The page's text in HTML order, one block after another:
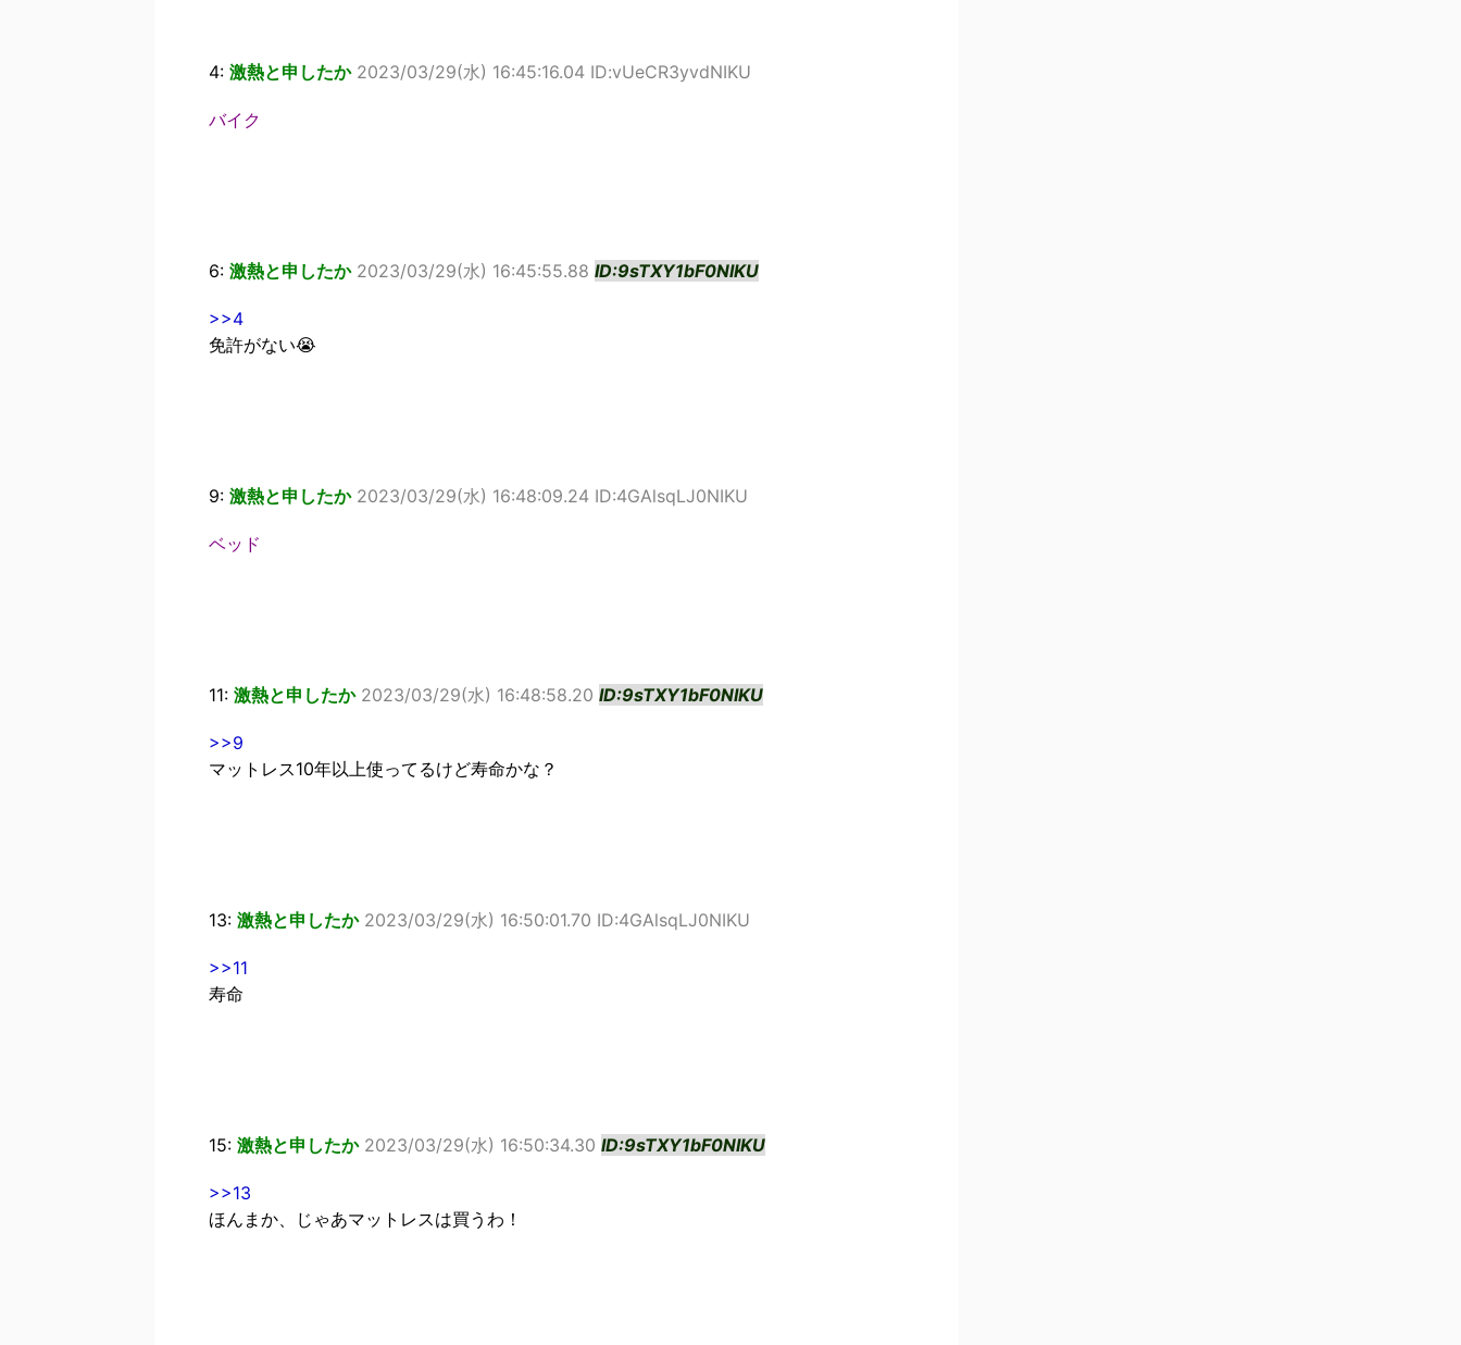
4: 激熱と申したか 2023/03/29(水) 16:45:16.04 ID:vUeCR3yvdNIKU
バイク
6: 激熱と申したか 2023/03/29(水) 16:45:55.88 ID:9sTXY1bF0NIKU
>>4
免許がない😭
9: 激熱と申したか 2023/03/29(水) 16:48:09.24 ID:4GAlsqLJ0NIKU
ベッド
11: 激熱と申したか 2023/03/29(水) 16:48:58.20 ID:9sTXY1bF0NIKU
>>9
マットレス10年以上使ってるけど寿命かな？
13: 激熱と申したか 2023/03/29(水) 16:50:01.70 ID:4GAlsqLJ0NIKU
>>11
寿命
15: 激熱と申したか 2023/03/29(水) 16:50:34.30 ID:9sTXY1bF0NIKU
>>13
ほんまか、じゃあマットレスは買うわ！